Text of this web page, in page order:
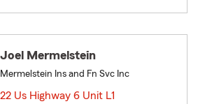
Joel Mermelstein
Mermelstein Ins and Fn Svc Inc
22 Us Highway 6 Unit L1